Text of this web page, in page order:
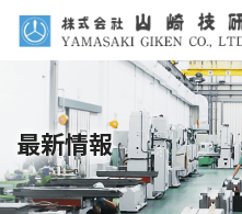
製品情報
選ばれる理由
サポート体制
最新情報